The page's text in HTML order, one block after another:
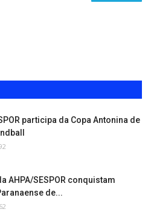
participa da Copa Antonina de
AHPA/SESPOR conquistam
de...